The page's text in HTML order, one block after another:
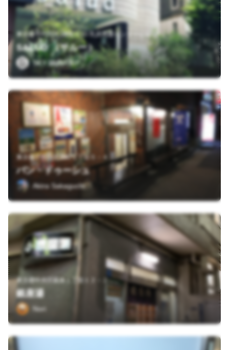
東京都千代田区3番町3-10 乳房再建センタービル 1F
SALUD （サルー）
SKY RUNTRIP
東京都千代田区麹町１丁目５－４
バン・ドゥーシュ
Akira Sakaguchi
東京都中央区銀座１丁目１２－２
銀座湯
Nori